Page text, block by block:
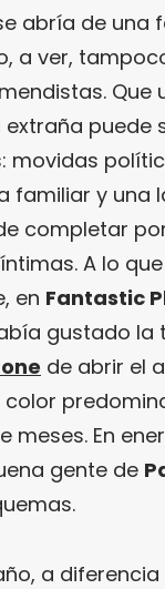
abría de una
a ver,
Que
puede
movidas
familiar y una
completar
A lo
en Fantastic
gustado la
de abrir el
meses. En
gente de
a